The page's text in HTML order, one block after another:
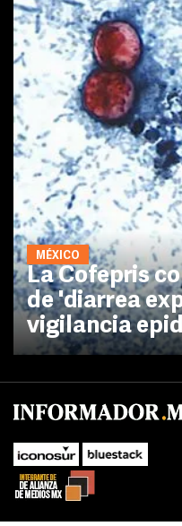
MÉXICO
La Cofepris
de 'diarrea
vigilancia